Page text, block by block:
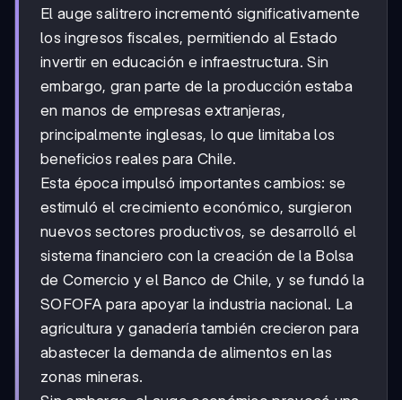
El auge salitrero incrementó significativamente
los ingresos fiscales, permitiendo al Estado
invertir en educación e infraestructura. Sin
embargo, gran parte de la producción estaba
en manos de empresas extranjeras,
principalmente inglesas, lo que limitaba los
beneficios reales para Chile.
Esta época impulsó importantes cambios: se
estimuló el crecimiento económico, surgieron
nuevos sectores productivos, se desarrolló el
sistema financiero con la creación de la Bolsa
de Comercio y el Banco de Chile, y se fundó la
SOFOFA para apoyar la industria nacional. La
agricultura y ganadería también crecieron para
abastecer la demanda de alimentos en las
zonas mineras.